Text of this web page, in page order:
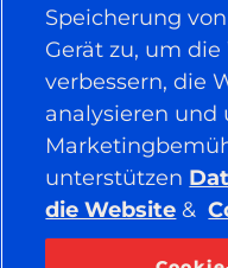
FAHRZEUGTYP
POLITIK
UNTERNEHMEN
BLEIBEN SIE IN
Speicherung
Gerät zu, um
verbessern, die
analysieren und
unterstützen
die Website &